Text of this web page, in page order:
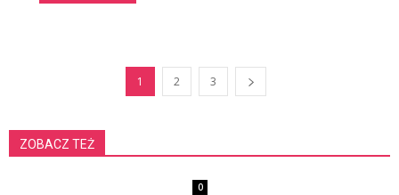
1 2 3
ZOBACZ TEŻ
0